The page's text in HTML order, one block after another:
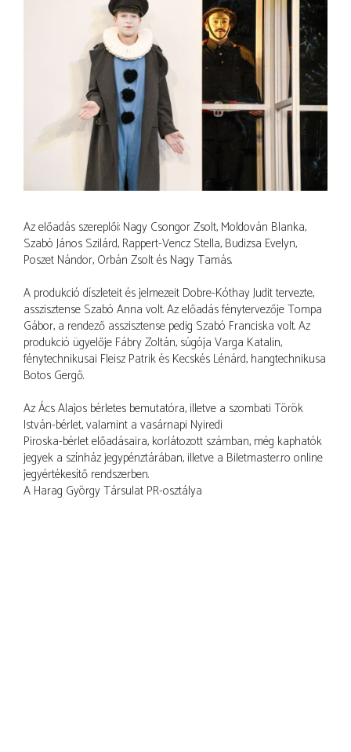
Az előadás szereplői: Nagy Csongor Zsolt, Moldován Blanka,
Szabó János Szilárd, Rappert-Vencz Stella, Budizsa Evelyn,
Poszet Nándor, Orbán Zsolt és Nagy Tamás.
A produkció díszleteit és jelmezeit Dobre-Kóthay Judit tervezte,
asszisztense Szabó Anna volt. Az előadás fénytervezője Tompa
Gábor, a rendező asszisztense pedig Szabó Franciska volt. Az
produkció ügyelője Fábry Zoltán, súgója Varga Katalin,
fénytechnikusai Fleisz Patrik és Kecskés Lénárd, hangtechnikusa
Botos Gergő.
Az Ács Alajos bérletes bemutatóra, illetve a szombati Török
István-bérlet, valamint a vasárnapi Nyiredi
Piroska-bérlet előadásaira, korlátozott számban, még kaphatók
jegyek a színház jegypénztárában, illetve a Biletmaster.ro online
jegyértékesítő rendszerben.
A Harag György Társulat PR-osztálya